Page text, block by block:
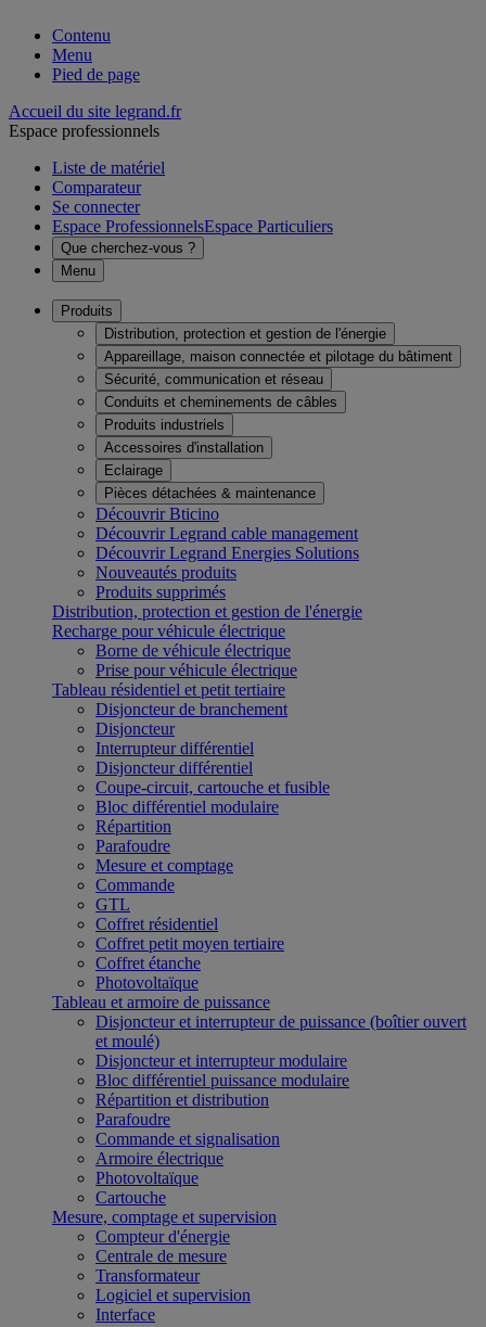
Contenu
Menu
Pied de page
Accueil du site legrand.fr
Espace professionnels
Liste de matériel
Comparateur
Se connecter
Espace ProfessionnelsEspace Particuliers
Que cherchez-vous ?
Menu
Produits
Distribution, protection et gestion de l'énergie
Appareillage, maison connectée et pilotage du bâtiment
Sécurité, communication et réseau
Conduits et cheminements de câbles
Produits industriels
Accessoires d'installation
Eclairage
Pièces détachées & maintenance
Découvrir Bticino
Découvrir Legrand cable management
Découvrir Legrand Energies Solutions
Nouveautés produits
Produits supprimés
Distribution, protection et gestion de l'énergie
Recharge pour véhicule électrique
Borne de véhicule électrique
Prise pour véhicule électrique
Tableau résidentiel et petit tertiaire
Disjoncteur de branchement
Disjoncteur
Interrupteur différentiel
Disjoncteur différentiel
Coupe-circuit, cartouche et fusible
Bloc différentiel modulaire
Répartition
Parafoudre
Mesure et comptage
Commande
GTL
Coffret résidentiel
Coffret petit moyen tertiaire
Coffret étanche
Photovoltaïque
Tableau et armoire de puissance
Disjoncteur et interrupteur de puissance (boîtier ouvert
et moulé)
Disjoncteur et interrupteur modulaire
Bloc différentiel puissance modulaire
Répartition et distribution
Parafoudre
Commande et signalisation
Armoire électrique
Photovoltaïque
Cartouche
Mesure, comptage et supervision
Compteur d'énergie
Centrale de mesure
Transformateur
Logiciel et supervision
Interface